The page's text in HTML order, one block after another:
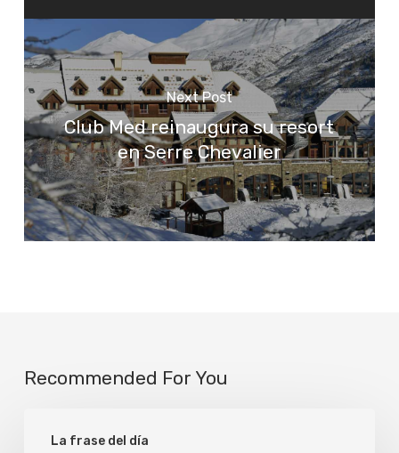
Next Post
Club Med reinaugura su resort
en Serre Chevalier
Recommended For You
La frase del día